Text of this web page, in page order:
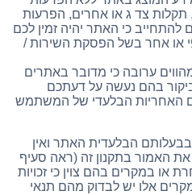
תקלות צד ג או אחרים, הפרעות
להתחייב כי האתר יהיה זמין לכם
או אחר בשל הפסקת השירות /
ערובה כי מדובר באתרים
בהם נעשה על דעתכם
האחריות הבלעדי של המשתמש
הבלעדית האתר ואין
האמור בתקנון זה (ראה סעיף
או במקרים בהם צוין כי זכויות
אלו יש לבדוק מהם תנאי